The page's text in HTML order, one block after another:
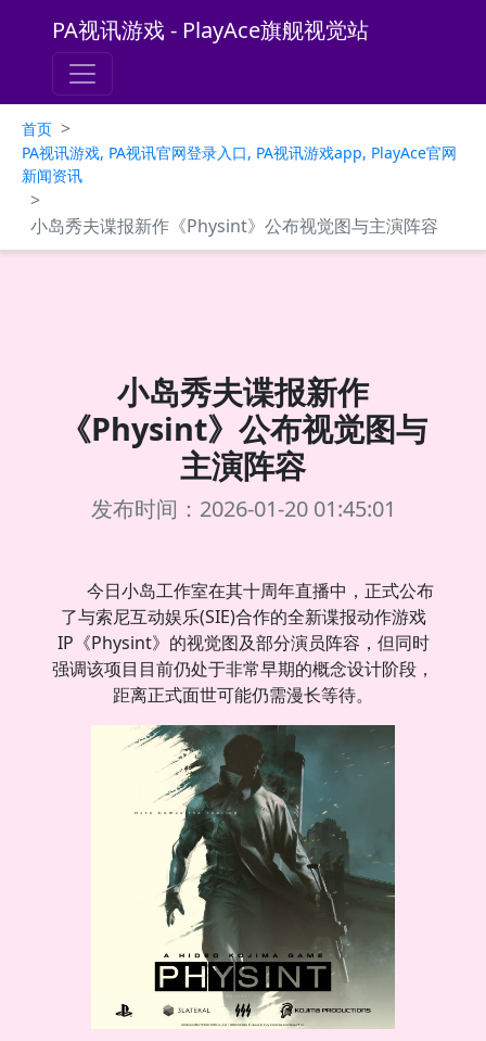
PA视讯游戏 - PlayAce旗舰视觉站
首页 >
PA视讯游戏, PA视讯官网登录入口, PA视讯游戏app, PlayAce官网
新闻资讯
>
小岛秀夫谍报新作《Physint》公布视觉图与主演阵容
小岛秀夫谍报新作
《Physint》公布视觉图与
主演阵容
发布时间：2026-01-20 01:45:01
今日小岛工作室在其十周年直播中，正式公布
了与索尼互动娱乐(SIE)合作的全新谍报动作游戏
IP《Physint》的视觉图及部分演员阵容，但同时
强调该项目目前仍处于非常早期的概念设计阶段，
距离正式面世可能仍需漫长等待。